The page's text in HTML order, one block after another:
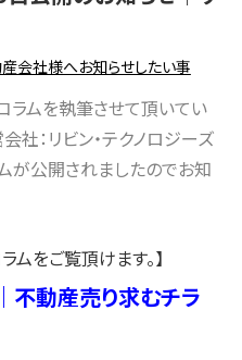
会社様へお知らせしたい事
ラムを執筆させて頂いてい
社：リビン・テクノロジーズ
が公開されましたのでお知
ムをご覧頂けます。】
不動産売り求むチラ